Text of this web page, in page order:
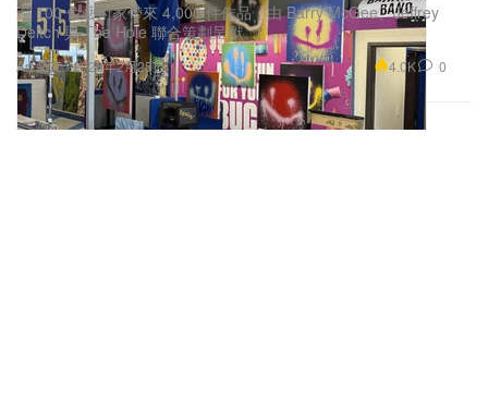
Art 藝文
逾 100 位藝術家帶來 4,000 件作品，由 Barry McGee、Jeffrey
Deitch 與 The Hole 聯合策劃呈獻。
2026年2月25日 4.0K 0